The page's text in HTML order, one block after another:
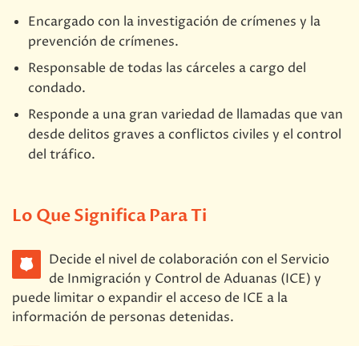
Encargado con la investigación de crímenes y la
prevención de crímenes.
Responsable de todas las cárceles a cargo del
condado.
Responde a una gran variedad de llamadas que van
desde delitos graves a conflictos civiles y el control
del tráfico.
Lo Que Significa Para Ti
Decide el nivel de colaboración con el Servicio
de Inmigración y Control de Aduanas (ICE) y
puede limitar o expandir el acceso de ICE a la
información de personas detenidas.